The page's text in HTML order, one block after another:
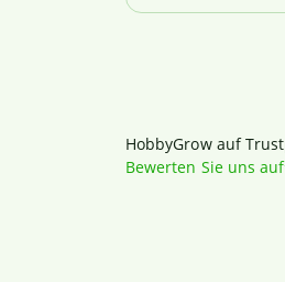
HobbyGrow auf
Bewerten Sie uns auf